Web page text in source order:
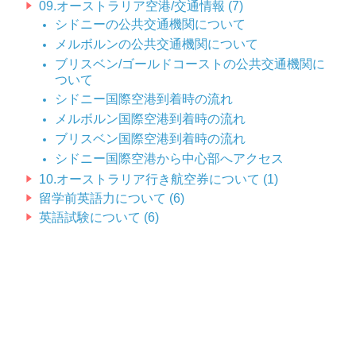
09.オーストラリア空港/交通情報 (7)
シドニーの公共交通機関について
メルボルンの公共交通機関について
ブリスベン/ゴールドコーストの公共交通機関に
ついて
シドニー国際空港到着時の流れ
メルボルン国際空港到着時の流れ
ブリスベン国際空港到着時の流れ
シドニー国際空港から中心部へアクセス
10.オーストラリア行き航空券について (1)
留学前英語力について (6)
英語試験について (6)